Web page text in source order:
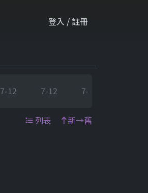
登入 / 註冊
7-12 7-12 7-12
列表
新→舊